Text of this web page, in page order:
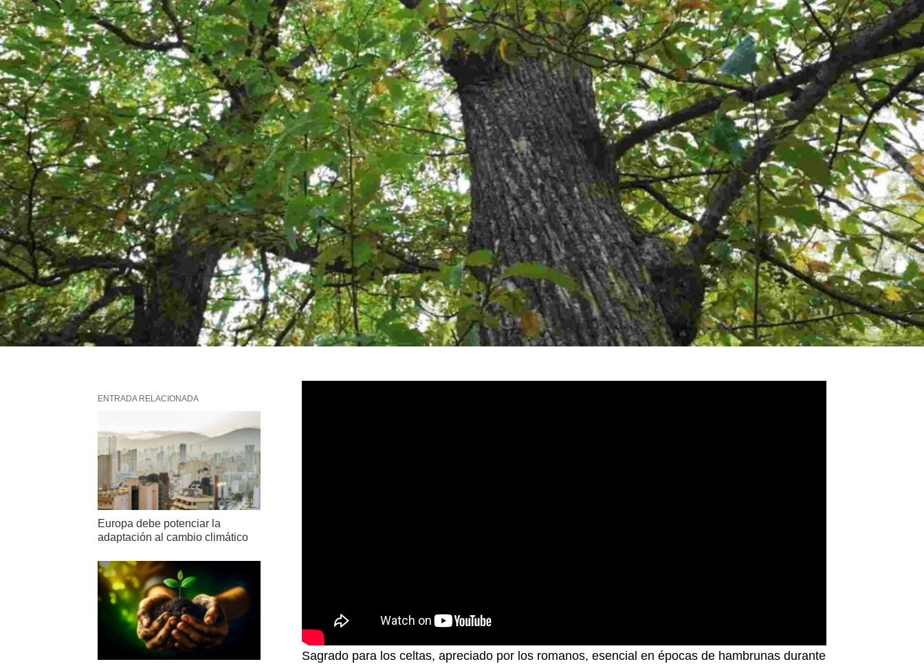
Sagrado para los celtas, apreciado por los romanos, esencial en épocas de hambrunas durante
ENTRADA RELACIONADA
Europa debe potenciar la
adaptación al cambio climático